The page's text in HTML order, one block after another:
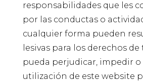
responsabilidades que les
por las conductas o
cualquier forma pueden
lesivas para los derechos
pueda perjudicar, impedir
utilización de este website